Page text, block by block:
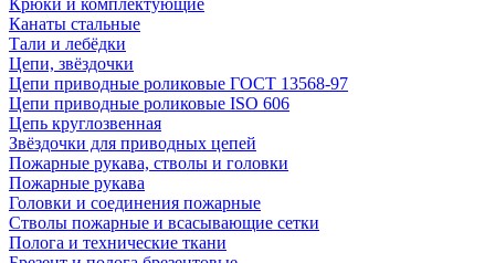
Крюки и комплектующие
Канаты стальные
Тали и лебёдки
Цепи, звёздочки
Цепи приводные роликовые ГОСТ 13568-97
Цепи приводные роликовые ISO 606
Цепь круглозвенная
Звёздочки для приводных цепей
Пожарные рукава, стволы и головки
Пожарные рукава
Головки и соединения пожарные
Стволы пожарные и всасывающие сетки
Полога и технические ткани